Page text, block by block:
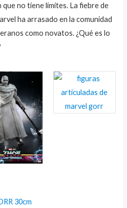
no tiene límites. La fiebre de
ha arrasado en la comunidad
como novatos. ¿Qué es lo
30cm